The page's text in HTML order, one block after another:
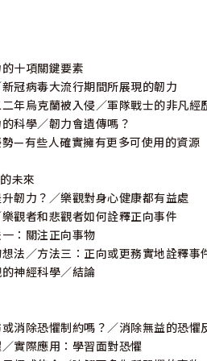
十項關鍵要素
冠病毒大流行期間所展現的韌力
年烏克蘭被入侵／軍隊戰士的非凡經
科學／韌力會遺傳嗎？
—有些人確實擁有更多可使用的資源
未來
韌力？／樂觀對身心健康都有益處
觀者和悲觀者如何詮釋正向事件
：關注正向事物
法／方法三：正向或更務實地詮釋事
神經科學／結論
消除恐懼制約嗎？／消除無益的恐懼
實際應用：學習面對恐懼